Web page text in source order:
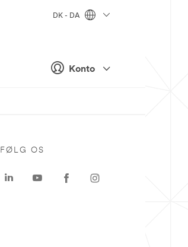
Konto
DK - DA
FØLG OS